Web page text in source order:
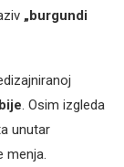
„burgundi
. Osim izgleda
unutar
menja.